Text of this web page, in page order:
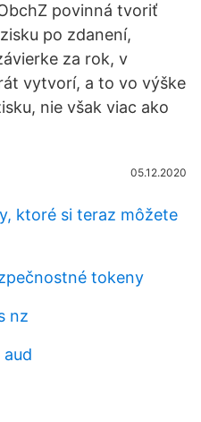
povinná tvoriť
po zdanení,
za rok, v
vytvorí, a to vo výške
nie však viac ako
05.12.2020
ktoré si teraz môžete
tokeny
nz